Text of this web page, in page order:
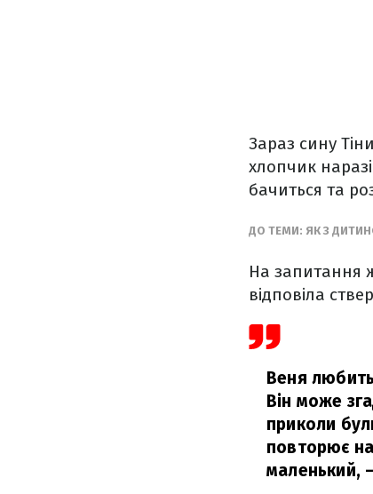
Зараз сину
хлопчик наразі
бачиться та
ДО ТЕМИ: ЯК З
На запитання
відповіла
Веня
Він може
приколи
повторює
маленький,